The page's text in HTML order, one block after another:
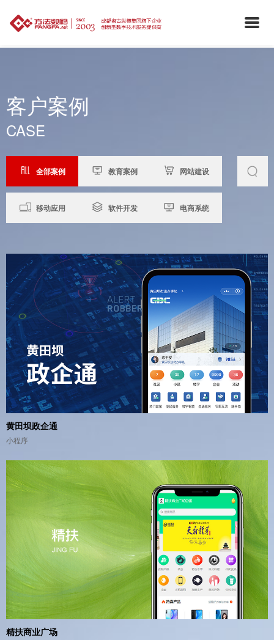
客户案例
CASE
全部案例 教育案例 网站建设
移动应用 软件开发 电商系统
黄田坝政企通
小程序
精扶商业广场